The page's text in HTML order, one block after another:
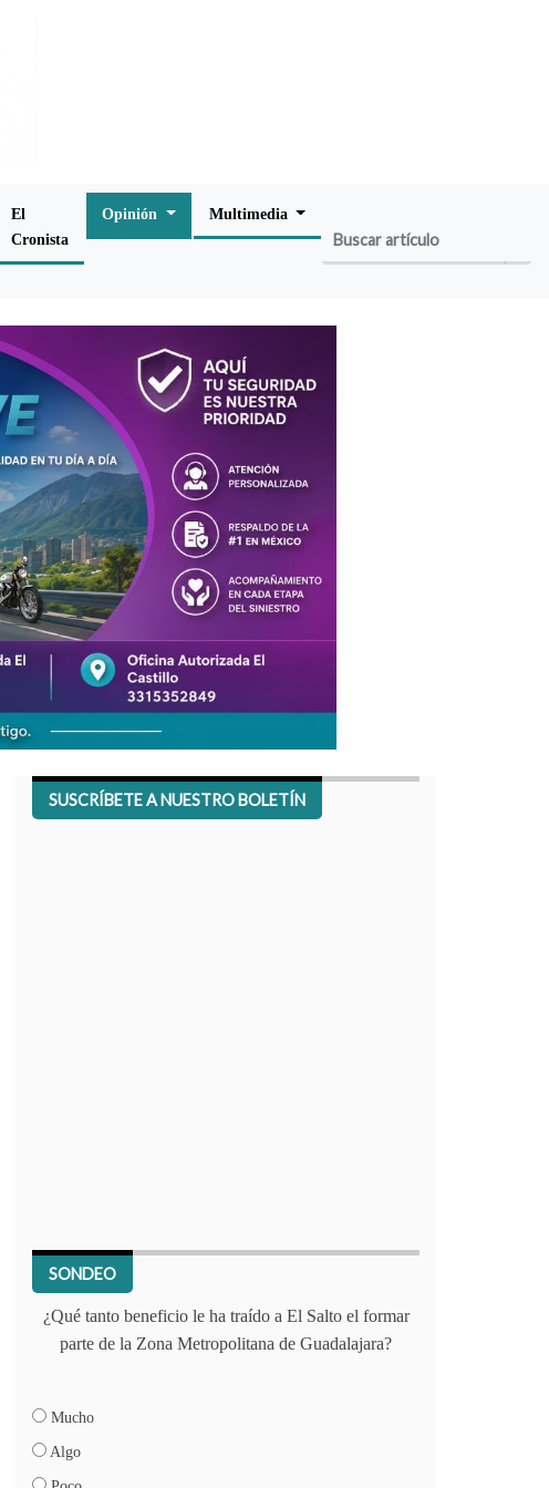
El
Cronista
Opinión Multimedia
SUSCRÍBETE A NUESTRO BOLETÍN
SONDEO
¿Qué tanto beneficio le ha traído a El Salto el formar
parte de la Zona Metropolitana de Guadalajara?
Mucho
Algo